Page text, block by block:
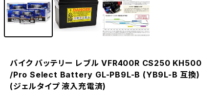
バイク バッテリー レブル VFR400R CS250 KH500
/Pro Select Battery GL-PB9L-B (YB9L-B 互換)
(ジェルタイプ 液入充電済)